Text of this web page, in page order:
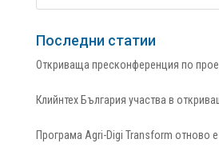
Последни статии
Откриваща пресконференция по
Клийнтех България участва в
Програма Agri-Digi Transform отново е